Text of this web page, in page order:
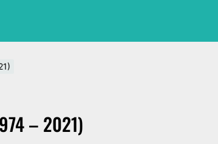
– 2021)